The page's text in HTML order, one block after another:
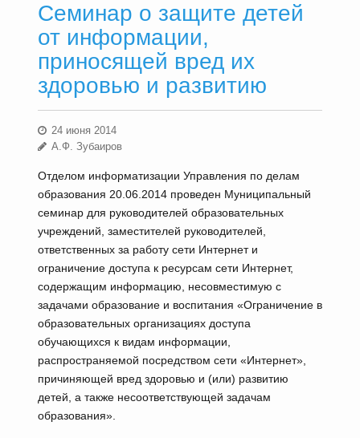
Семинар о защите детей
от информации,
приносящей вред их
здоровью и развитию
24 июня 2014
А.Ф. Зубаиров
Отделом информатизации Управления по делам
образования 20.06.2014 проведен Муниципальный
семинар для руководителей образовательных
учреждений, заместителей руководителей,
ответственных за работу сети Интернет и
ограничение доступа к ресурсам сети Интернет,
содержащим информацию, несовместимую с
задачами образование и воспитания «Ограничение в
образовательных организациях доступа
обучающихся к видам информации,
распространяемой посредством сети «Интернет»,
причиняющей вред здоровью и (или) развитию
детей, а также несоответствующей задачам
образования».